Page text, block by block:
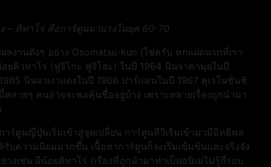
– คิทาโร่ คือการ์ตูนมาแรงในยุค 60-70
งานดังๆ อย่าง Osomatsu-kun (ใช่ครับ หกแฝดนรกที่เรา
ยคิวทาโร่ (ฟูจิโกะ ฟูจิโอะ) ในปี 1964 นินจาคามุยในปี
นินจาเงาแดงในปี 1966 ปาร์แมนในปี 1967 คุเรในซันชิ
ลายๆ คนอาจจะพอคุ้นชื่ออยู่บ้าง เพราะหลายเรื่องถูกนำมา
ร์ตูนญี่ปุ่นเริ่มเข้าสู่จุดเปลี่ยน การ์ตูนทีวีเริ่มเข้ามามีอิทธิพล
บความนิยมมากขึ้น เนื้อหาการ์ตูนก็จะเริ่มเข้มข้นและจริงจัง
งเช่น ผีน้อยคิทาโร่ (เรื่องที่ถูกนำมาทำเป็นอนิเมไม่รู้กี่รอบ